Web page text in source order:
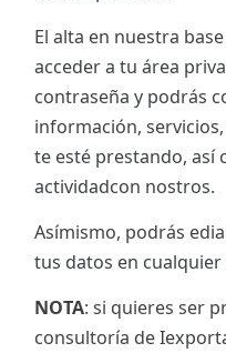
El alta en nuestra
acceder a tu área
contraseña y podrás
información,
te esté prestando, así
actividadcon nostros.
Asímismo, podrás
tus datos en
NOTA: si quieres ser
consultoría de